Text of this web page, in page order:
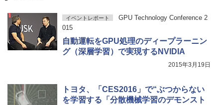
イベントレポート
GPU Technology Conference 2
015
自動運転をGPU処理のディープラーニン
グ（深層学習）で実現するNVIDIA
2015年3月19日
トヨタ、「CES2016」で“ぶつからない
を学習する「分散機械学習のデモンスト